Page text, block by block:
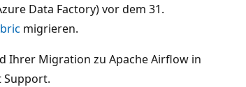
Data Factory) vor dem 31.
migrieren.
Ihrer Migration zu Apache Airflow in
Support.